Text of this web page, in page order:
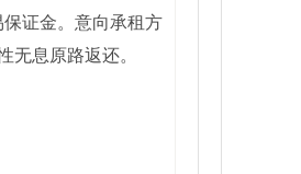
证金。意向承租方
无息原路返还。